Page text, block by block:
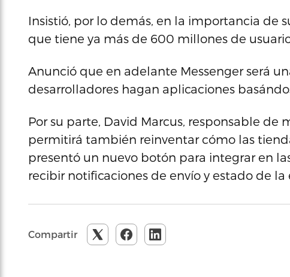
Insistió, por lo demás, en la importancia de
que tiene ya más de 600 millones de
Anunció que en adelante Messenger será
desarrolladores hagan aplicaciones
Por su parte, David Marcus, responsable de
permitirá también reinventar cómo las
presentó un nuevo botón para integrar en
recibir notificaciones de envío y estado de la
Compartir